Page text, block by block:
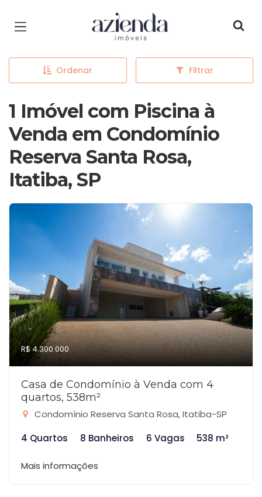
Página inicial
Ordenar Filtrar
1 Imóvel com Piscina à
Venda em Condomínio
Reserva Santa Rosa,
Itatiba, SP
R$ 4.300.000
Casa de Condomínio à Venda com 4
quartos, 538m²
Condomínio Reserva Santa Rosa, Itatiba-SP
4 Quartos
8 Banheiros 6 Vagas 538 m²
Mais informações